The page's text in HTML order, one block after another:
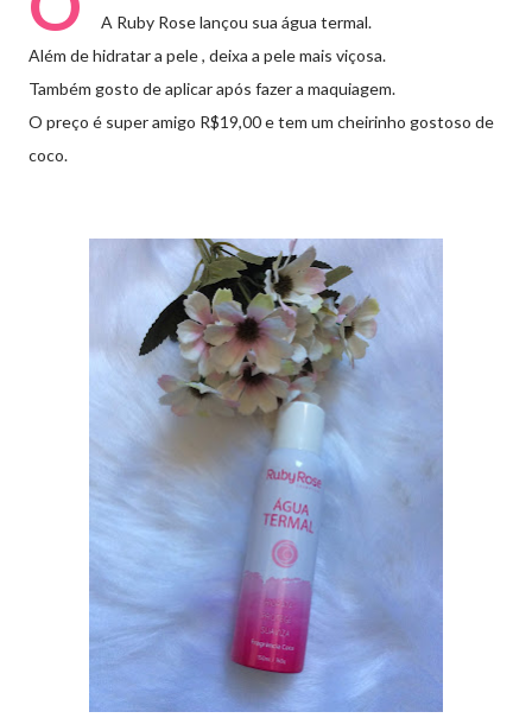
A Ruby Rose lançou sua água termal.
Além de hidratar a pele , deixa a pele mais viçosa.
Também gosto de aplicar após fazer a maquiagem.
O preço é super amigo R$19,00 e tem um cheirinho gostoso de
coco.